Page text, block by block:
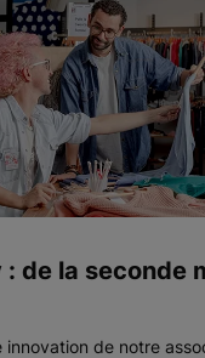
: de la seconde
innovation de notre